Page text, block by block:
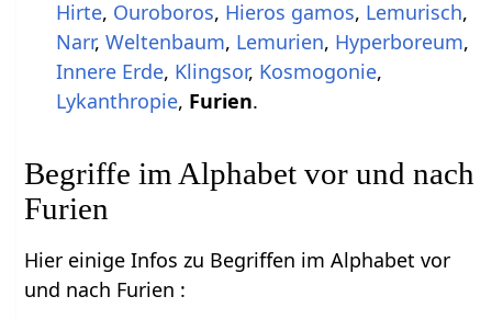
Hirte, Ouroboros, Hieros gamos, Lemurisch,
Narr, Weltenbaum, Lemurien, Hyperboreum,
Innere Erde, Klingsor, Kosmogonie,
Lykanthropie, Furien.
Begriffe im Alphabet vor und nach
Furien
Hier einige Infos zu Begriffen im Alphabet vor
und nach Furien :